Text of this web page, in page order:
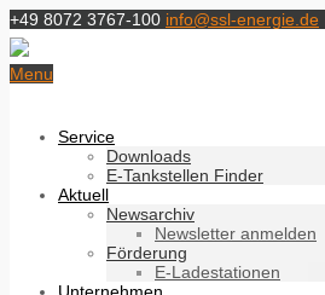
+49 8072 3767-100 info@ssl-energie.de
Menu
Service
Downloads
E-Tankstellen Finder
Aktuell
Newsarchiv
Newsletter anmelden
Förderung
E-Ladestationen